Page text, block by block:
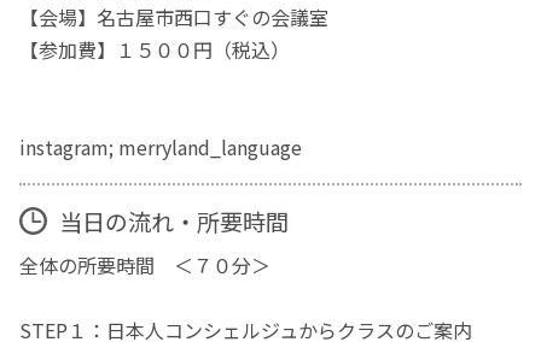
【会場】名古屋市西口すぐの会議室
【参加費】１５００円（税込）
instagram; merryland_language
当日の流れ・所要時間
全体の所要時間 ＜７０分＞
STEP１：日本人コンシェルジュからクラスのご案内